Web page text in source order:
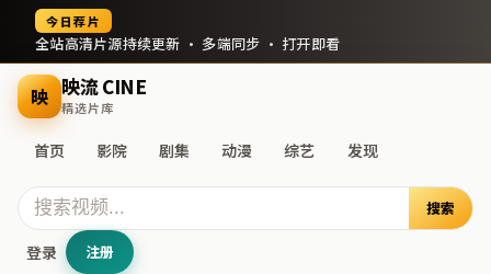
今日荐片
全站高清片源持续更新 · 多端同步 · 打开即看
映 映流 CINE
精选片库
首页 影院 剧集 动漫 综艺 发现
搜索
登录 注册